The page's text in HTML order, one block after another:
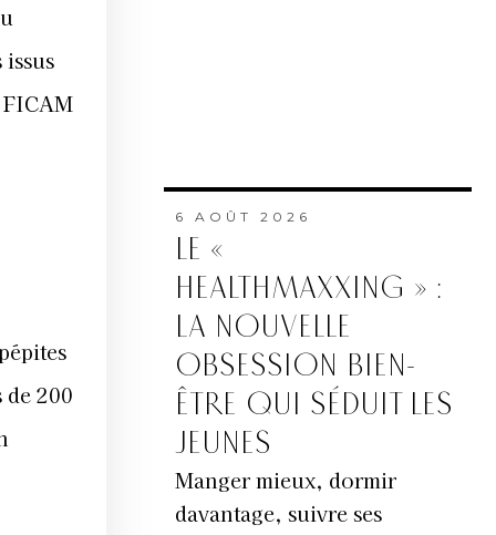
200
6 AOÛT 2026
LE «
HEALTHMAXXING » :
LA NOUVELLE
OBSESSION BIEN-
ÊTRE QUI SÉDUIT LES
JEUNES
Manger mieux, dormir
davantage, suivre ses